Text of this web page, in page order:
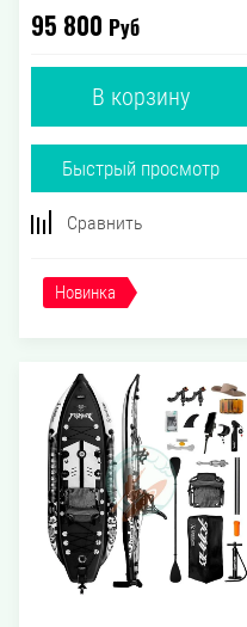
95 800 Руб
В корзину
Быстрый просмотр
Сравнить
Новинка